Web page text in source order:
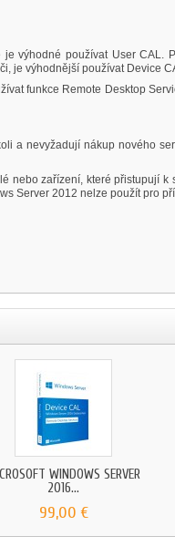
výhodné používat User CAL.
je výhodnější používat Device
funkce Remote Desktop
a nevyžadují nákup nového
nebo zařízení, které přistupují
Server 2012 nelze použít pro
WINDOWS SERVER
2016...
99,00 €